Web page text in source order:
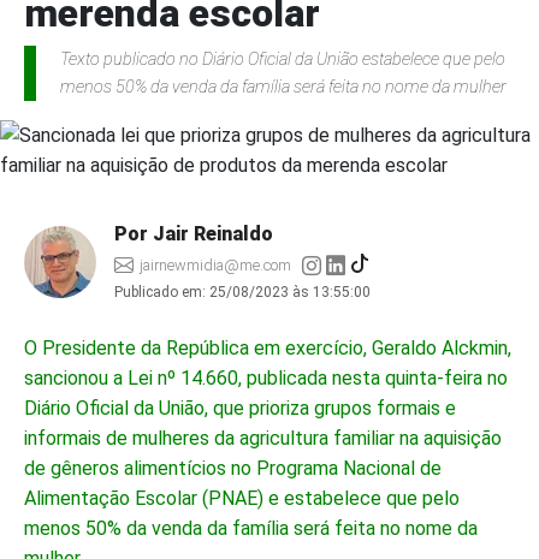
merenda escolar
Texto publicado no Diário Oficial da União estabelece que pelo
menos 50% da venda da família será feita no nome da mulher
Por Jair Reinaldo
jairnewmidia@me.com
Publicado em: 25/08/2023 às 13:55:00
O Presidente da República em exercício, Geraldo Alckmin,
sancionou a Lei nº 14.660, publicada nesta quinta-feira no
Diário Oficial da União, que prioriza grupos formais e
informais de mulheres da agricultura familiar na aquisição
de gêneros alimentícios no Programa Nacional de
Alimentação Escolar (PNAE) e estabelece que pelo
menos 50% da venda da família será feita no nome da